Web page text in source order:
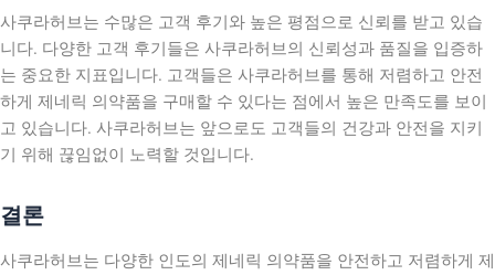
사쿠라허브는 수많은 고객 후기와 높은 평점으로 신뢰를 받고 있습
니다. 다양한 고객 후기들은 사쿠라허브의 신뢰성과 품질을 입증하
는 중요한 지표입니다. 고객들은 사쿠라허브를 통해 저렴하고 안전
하게 제네릭 의약품을 구매할 수 있다는 점에서 높은 만족도를 보이
고 있습니다. 사쿠라허브는 앞으로도 고객들의 건강과 안전을 지키
기 위해 끊임없이 노력할 것입니다.
결론
사쿠라허브는 다양한 인도의 제네릭 의약품을 안전하고 저렴하게 제